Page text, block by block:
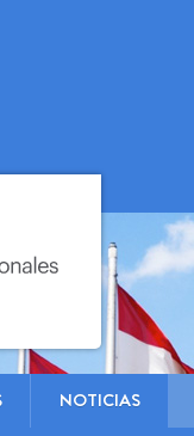
NOTICIAS